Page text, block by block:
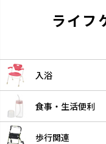
ライフ
入浴
食事・ 生活便利
歩行関連